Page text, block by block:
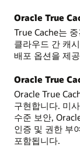
Oracle True
True Cache는
클라우드 간 캐
배포 옵션을 제
Oracle True
Oracle True
구현합니다. 미
수준 보안,
인증 및 권한 부
포함됩니다.